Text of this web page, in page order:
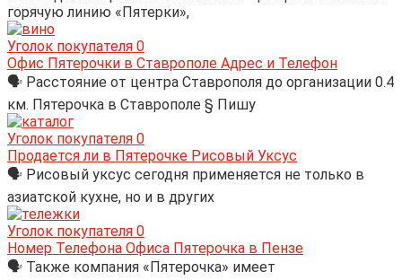
горячую линию «Пятерки»,
Уголок покупателя 0
Офис Пятерочки в Ставрополе Адрес и Телефон
🗣 Расстояние от центра Ставрополя до организации 0.4
км. Пятерочка в Ставрополе § Пишу
Уголок покупателя 0
Продается ли в Пятерочке Рисовый Уксус
🗣 Рисовый уксус сегодня применяется не только в
азиатской кухне, но и в других
Уголок покупателя 0
Номер Телефона Офиса Пятерочка в Пензе
🗣 Также компания «Пятерочка» имеет